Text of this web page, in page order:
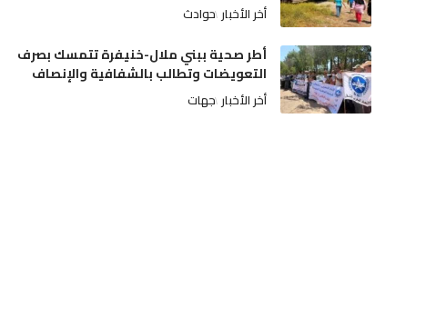
أخر الأخبار حوادث
أطر صحية ببني ملال-خنيفرة تتمسك بصرف
التعويضات وتطالب بالشفافية والإنصاف
أخر الأخبار جهات